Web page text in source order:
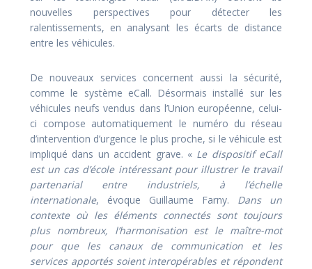
nouvelles perspectives pour détecter les
ralentissements, en analysant les écarts de distance
entre les véhicules.
De nouveaux services concernent aussi la sécurité,
comme le système eCall. Désormais installé sur les
véhicules neufs vendus dans l’Union européenne, celui-
ci compose automatiquement le numéro du réseau
d’intervention d’urgence le plus proche, si le véhicule est
impliqué dans un accident grave. « Le dispositif eCall
est un cas d’école intéressant pour illustrer le travail
partenarial entre industriels, à l’échelle
internationale, évoque Guillaume Farny. Dans un
contexte où les éléments connectés sont toujours
plus nombreux, l’harmonisation est le maître-mot
pour que les canaux de communication et les
services apportés soient interopérables et répondent